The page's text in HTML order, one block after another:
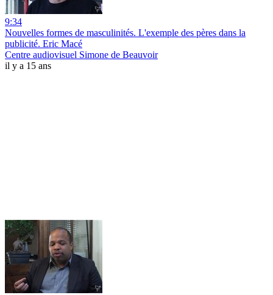
9:34
Nouvelles formes de masculinités. L'exemple des pères dans la
publicité. Eric Macé
Centre audiovisuel Simone de Beauvoir
il y a 15 ans